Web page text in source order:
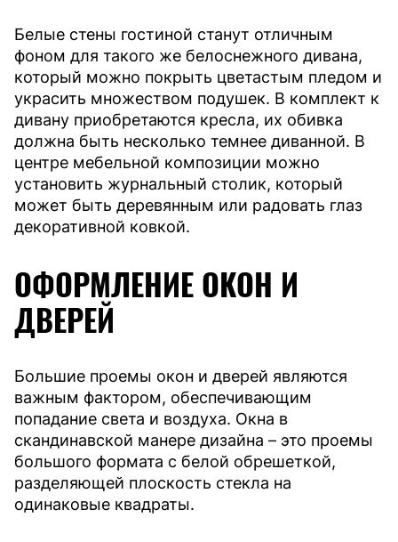
Белые стены гостиной станут отличным
фоном для такого же белоснежного дивана,
который можно покрыть цветастым пледом и
украсить множеством подушек. В комплект к
дивану приобретаются кресла, их обивка
должна быть несколько темнее диванной. В
центре мебельной композиции можно
установить журнальный столик, который
может быть деревянным или радовать глаз
декоративной ковкой.
ОФОРМЛЕНИЕ ОКОН И
ДВЕРЕЙ
Большие проемы окон и дверей являются
важным фактором, обеспечивающим
попадание света и воздуха. Окна в
скандинавской манере дизайна – это проемы
большого формата с белой обрешеткой,
разделяющей плоскость стекла на
одинаковые квадраты.